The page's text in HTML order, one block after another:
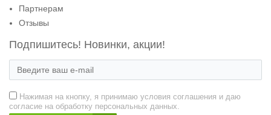
Партнерам
Отзывы
Подпишитесь! Новинки, акции!
Нажимая на кнопку, я принимаю условия соглашения и даю
согласие на обработку персональных данных.